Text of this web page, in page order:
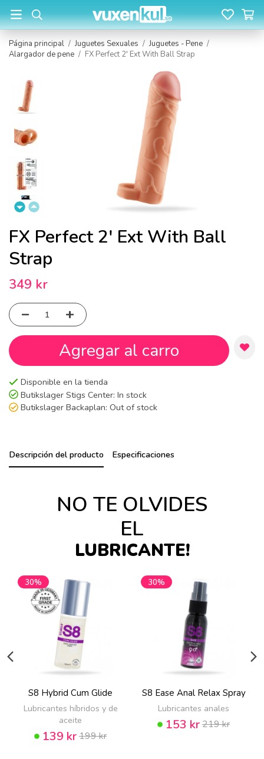
Página principal / Juguetes Sexuales / Juguetes - Pene /
Alargador de pene / FX Perfect 2' Ext With Ball Strap
FX Perfect 2' Ext With Ball
Strap
349 kr
Agregar al carro
Disponible en la tienda
Butikslager Stigs Center: In stock
Butikslager Backaplan: Out of stock
Descripción del producto Especificaciones
NO TE OLVIDES
EL
LUBRICANTE!
30%
S8 Hybrid Cum Glide
Lubricantes híbridos y de
aceite
139 kr199 kr
30%
S8 Ease Anal Relax Spray
Lubricantes anales
153 kr219 kr